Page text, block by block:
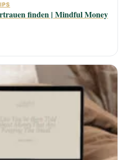
finden | Mindful Money